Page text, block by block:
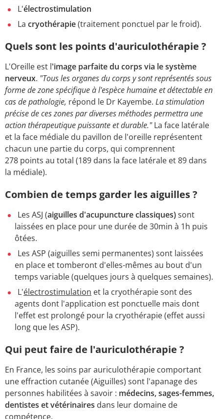
L'électrostimulation
La cryothérapie(traitement ponctuel par le froid).
Quels sont les points d'auriculothérapie ?
L'Oreille est l'image parfaite du corps via le système
nerveux. "Tous les organes du corps y sont représentés sous
forme de zone spécifique à l'espèce humaine et détectable en
cas de pathologie, répond le Dr Kayembe. La stimulation
précise de ces zones par diverses méthodes permettra une
action thérapeutique puissante et durable."La face latérale
et la face médiale du pavillon de l'oreille représentent
chacun une partie du corps, qui comprennent
278 points au total (189 dans la face latérale et 89 dans
la médiale).
Combien de temps garder les aiguilles ?
Les ASJ (aiguilles d'acupuncture classiques)sont
laissées en place pour une durée de 30min à 1h puis
ôtées.
Les ASP (aiguilles semi permanentes) sont laissées
en place et tomberont d'elles-mêmes au bout d'un
temps variable (quelques jours à quelques semaines).
L'électrostimulation et la cryothérapie sont des
agents dont l'application est ponctuelle mais dont
l'effet est prolongé pour la cryothérapie (effet aussi
long que les ASP).
Qui peut faire de l'auriculothérapie ?
En France, les soins par auriculothérapie comportant
une effraction cutanée (Aiguilles) sont l'apanage des
personnes habilitées à savoir : médecins, sages-femmes,
dentistes et vétérinaires dans leur domaine de
compétence.